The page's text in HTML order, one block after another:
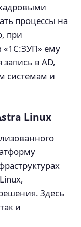
процессы на
при
«1С:ЗУП» ему
запись в AD,
системам и
Linux
Здесь
и